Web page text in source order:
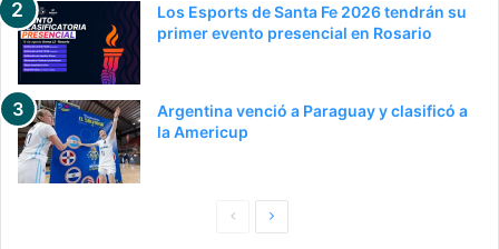
Los Esports de Santa Fe 2026 tendrán su
primer evento presencial en Rosario
Argentina venció a Paraguay y clasificó a
la Americup
PaginaSiguiente